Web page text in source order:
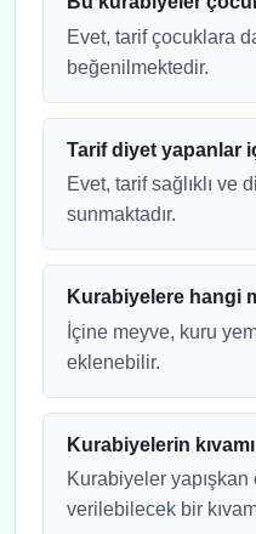
Evet, tarif çocuklara
beğenilmektedir.
Tarif diyet yapanlar
Evet, tarif sağlıklı ve
sunmaktadır.
Kurabiyelere hangi
İçine meyve, kuru
eklenebilir.
Kurabiyelerin
Kurabiyeler yapışkan
verilebilecek bir